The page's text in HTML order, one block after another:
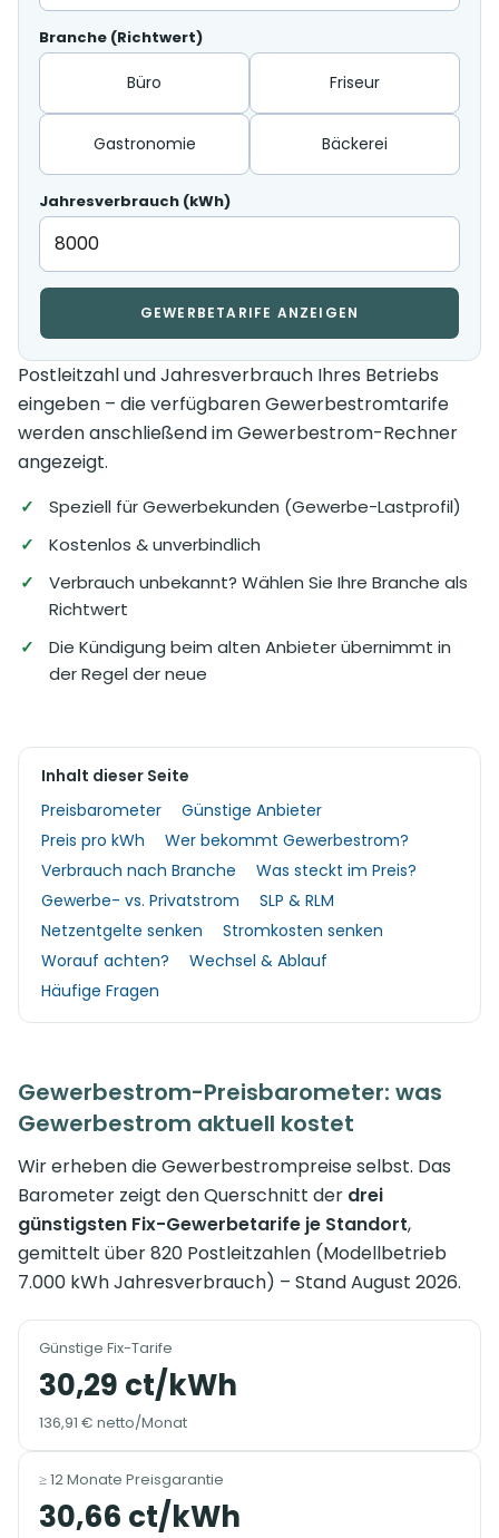
Branche (Richtwert)
Büro Friseur
Gastronomie Bäckerei
Jahresverbrauch (kWh)
GEWERBETARIFE ANZEIGEN
Postleitzahl und Jahresverbrauch Ihres Betriebs
eingeben – die verfügbaren Gewerbestromtarife
werden anschließend im Gewerbestrom-Rechner
angezeigt.
Speziell für Gewerbekunden (Gewerbe-Lastprofil)
Kostenlos & unverbindlich
Verbrauch unbekannt? Wählen Sie Ihre Branche als
Richtwert
Die Kündigung beim alten Anbieter übernimmt in
der Regel der neue
Inhalt dieser Seite
Preisbarometer
Günstige Anbieter
Preis pro kWh
Wer bekommt Gewerbestrom?
Verbrauch nach Branche
Was steckt im Preis?
Gewerbe- vs. Privatstrom
SLP & RLM
Netzentgelte senken
Stromkosten senken
Worauf achten?
Wechsel & Ablauf
Häufige Fragen
Gewerbestrom-Preisbarometer: was
Gewerbestrom aktuell kostet
Wir erheben die Gewerbestrompreise selbst. Das
Barometer zeigt den Querschnitt der drei
günstigsten Fix-Gewerbetarife je Standort,
gemittelt über 820 Postleitzahlen (Modellbetrieb
7.000 kWh Jahresverbrauch) – Stand August 2026.
Günstige Fix-Tarife
30,29 ct/kWh
136,91 € netto/Monat
≥ 12 Monate Preisgarantie
30,66 ct/kWh